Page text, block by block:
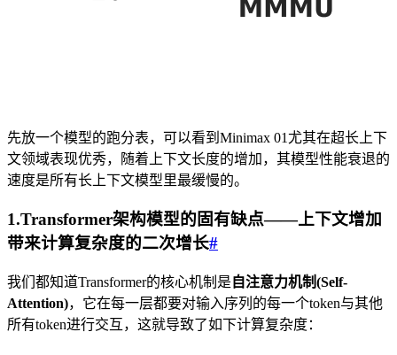
先放一个模型的跑分表，可以看到Minimax 01尤其在超长上下
文领域表现优秀，随着上下文长度的增加，其模型性能衰退的
速度是所有长上下文模型里最缓慢的。
1.Transformer架构模型的固有缺点——上下文增加
带来计算复杂度的二次增长#
我们都知道Transformer的核心机制是 自注意力机制(Self-
Attention)，它在每一层都要对输入序列的每一个token与其他
所有token进行交互，这就导致了如下计算复杂度：